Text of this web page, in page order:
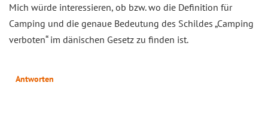
Mich würde interessieren, ob bzw. wo die Definition für
Camping und die genaue Bedeutung des Schildes „Camping
verboten“ im dänischen Gesetz zu finden ist.
Antworten